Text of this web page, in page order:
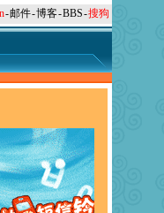
-邮件-博客-BBS-搜狗